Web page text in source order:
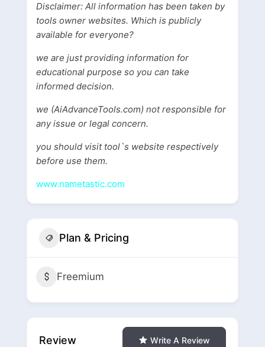
Disclaimer: All information has been taken by
tools owner websites. Which is publicly
available for everyone?
we are just providing information for
educational purpose so you can take
informed decision.
we (AiAdvanceTools.com) not responsible for
any issue or legal concern.
you should visit tool`s website respectively
before use them.
www.nametastic.com
Plan & Pricing
Freemium
Review Write A Review